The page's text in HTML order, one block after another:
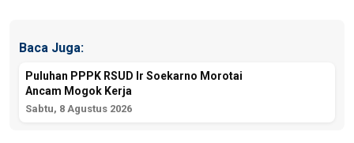
Baca Juga:
Puluhan PPPK RSUD Ir Soekarno Morotai
Ancam Mogok Kerja
Sabtu, 8 Agustus 2026